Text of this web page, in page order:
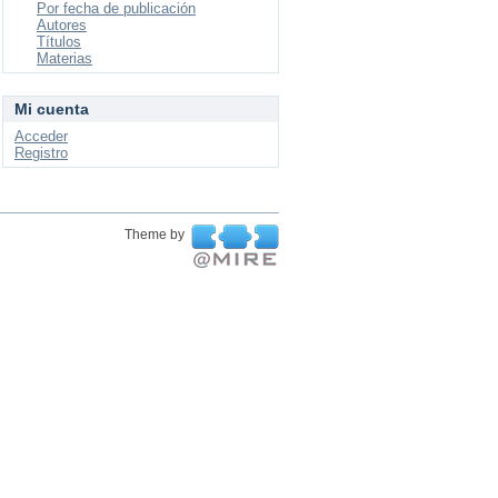
Por fecha de publicación
Autores
Títulos
Materias
Mi cuenta
Acceder
Registro
Theme by